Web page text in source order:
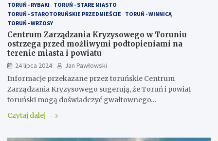
TORUŃ - RYBAKI
TORUŃ - STARE MIASTO
TORUŃ - STAROTORUŃSKIE PRZEDMIEŚCIE
TORUŃ - WINNICĄ
TORUŃ - WRZOSY
Centrum Zarządzania Kryzysowego w Toruniu
ostrzega przed możliwymi podtopieniami na
terenie miasta i powiatu
24 lipca 2024
Jan Pawłowski
Informacje przekazane przez toruńskie Centrum
Zarządzania Kryzysowego sugerują, że Toruń i powiat
toruński mogą doświadczyć gwałtownego…
Czytaj dalej